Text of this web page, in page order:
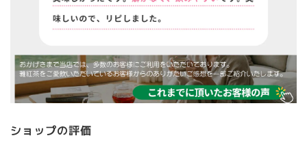
ショップの評価